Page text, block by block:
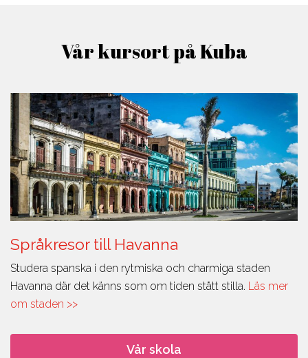
Vår kursort på Kuba
Språkresor till Havanna
Studera spanska i den rytmiska och charmiga staden
Havanna där det känns som om tiden stått stilla. Läs mer
om staden >>
Vår skola